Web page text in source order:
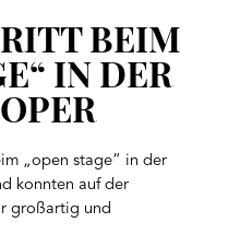
BEIM
IN DER
„open stage“ in der
konnten auf der
großartig und